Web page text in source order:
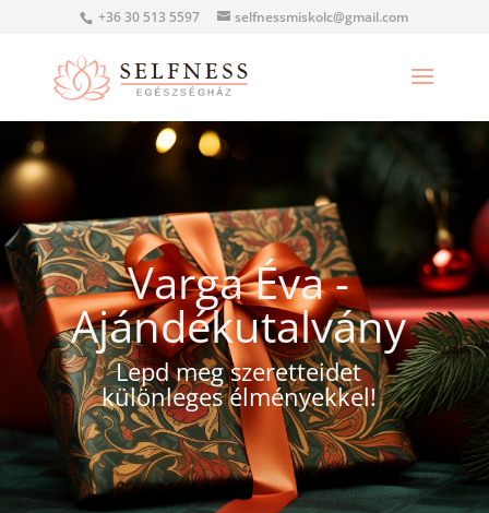
+36 30 513 5597 selfnessmiskolc@gmail.com
Varga Éva -
Ajándékutalvány
Lepd meg szeretteidet
különleges élményekkel!